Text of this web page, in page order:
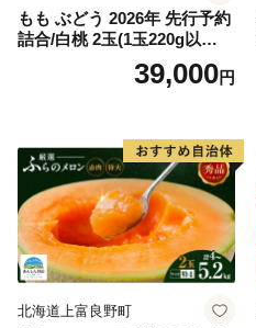
もも ぶどう 2026年 先行予約
詰合/白桃 2玉(1玉220g以
上)・シャインマスカット 晴
39,000円
北海道上富良野町